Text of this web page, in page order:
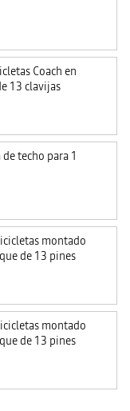
Coach en
13 clavijas
techo para 1
montado
de 13 pines
montado
de 13 pines